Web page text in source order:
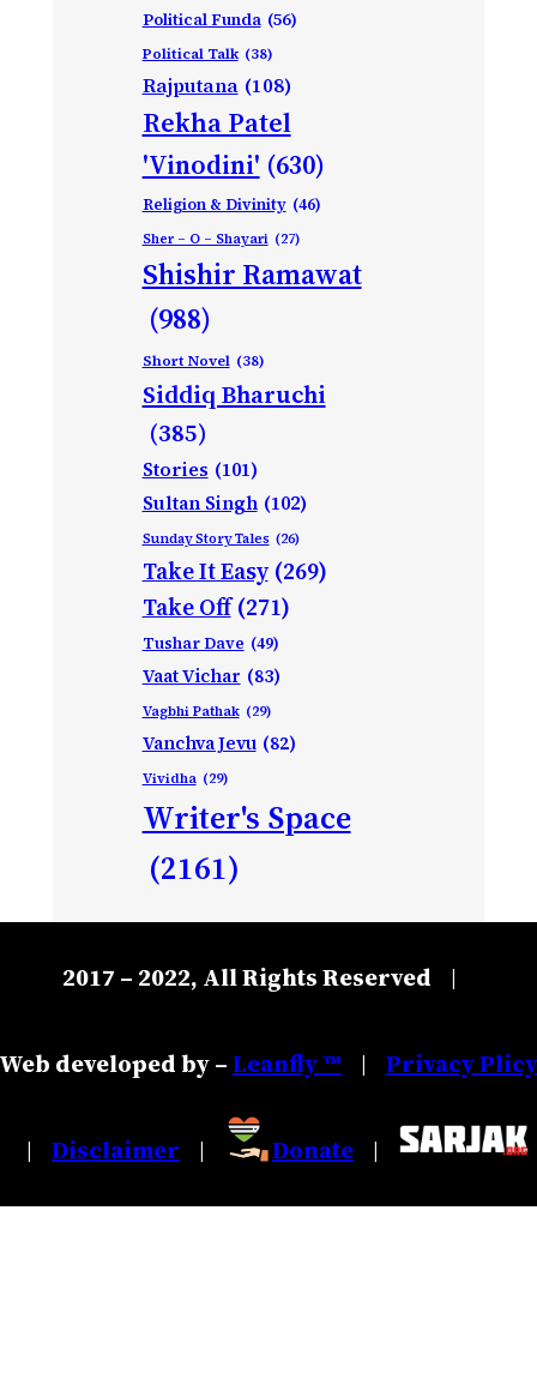
Political Funda (56)
Political Talk (38)
Rajputana (108)
Rekha Patel
'Vinodini' (630)
Religion & Divinity (46)
Sher – O – Shayari (27)
Shishir Ramawat
(988)
Short Novel (38)
Siddiq Bharuchi
(385)
Stories (101)
Sultan Singh (102)
Sunday Story Tales (26)
Take It Easy (269)
Take Off (271)
Tushar Dave (49)
Vaat Vichar (83)
Vagbhi Pathak (29)
Vanchva Jevu (82)
Vividha (29)
Writer's Space
(2161)
2017 – 2022, All Rights Reserved |
Web developed by –Leanfly ™ | Privacy Plicy
| Disclaimer | Donate |